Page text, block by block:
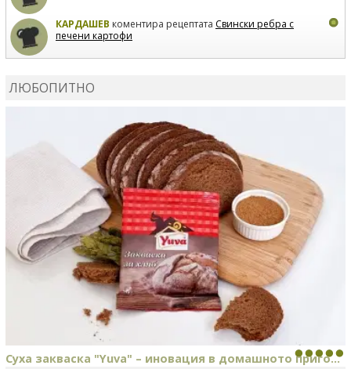
КАРДАШЕВ коментира рецептата Свински ребра с
печени картофи
ЛЮБОПИТНО
Суха закваска "Yuva" – иновация в домашното приго...